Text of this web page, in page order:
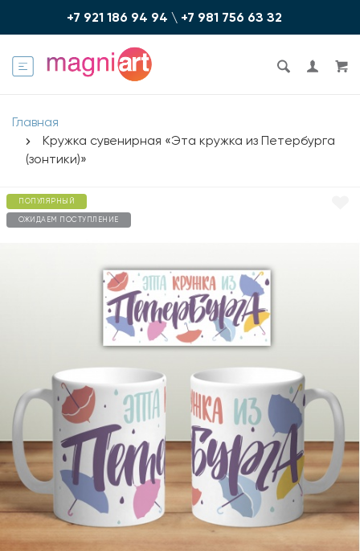
+7 921 186 94 94 \ +7 981 756 6З З2
Главная
Кружка сувенирная «Эта кружка из Петербурга
(зонтики)»
ПОПУЛЯРНЫЙ
ОЖИДАЕМ ПОСТУПЛЕНИЕ